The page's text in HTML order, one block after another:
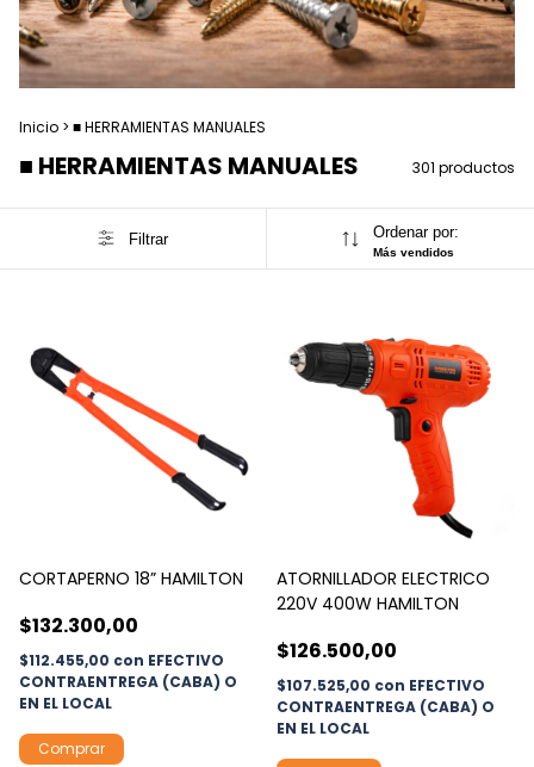
Inicio > ■ HERRAMIENTAS MANUALES
■ HERRAMIENTAS MANUALES 301 productos
Filtrar Ordenar por:
Más vendidos
CORTAPERNO 18” HAMILTON
$132.300,00
$112.455,00 con EFECTIVO
CONTRAENTREGA (CABA) O
EN EL LOCAL
ATORNILLADOR ELECTRICO
220V 400W HAMILTON
$126.500,00
$107.525,00 con EFECTIVO
CONTRAENTREGA (CABA) O
EN EL LOCAL